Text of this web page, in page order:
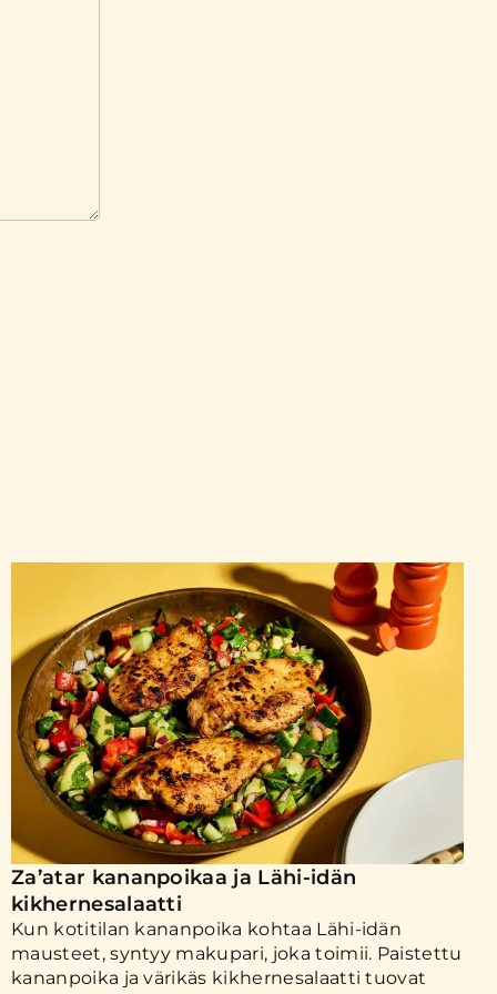
Za’atar kananpoikaa ja Lähi-idän
kikhernesalaatti
Kun kotitilan kananpoika kohtaa Lähi-idän
mausteet, syntyy makupari, joka toimii. Paistettu
kananpoika ja värikäs kikhernesalaatti tuovat